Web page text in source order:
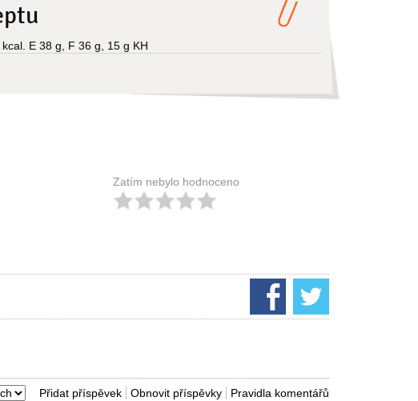
E 38 g, F 36 g, 15 g KH
Zatím nebylo hodnoceno
Pravidla komentářů
Obnovit příspěvky
Přidat příspěvek